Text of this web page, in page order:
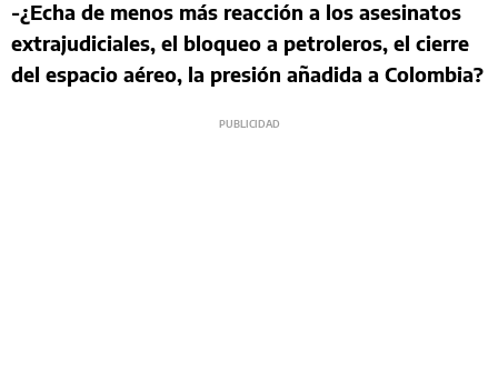
-¿Echa de menos más reacción a los asesinatos
extrajudiciales, el bloqueo a petroleros, el cierre
del espacio aéreo, la presión añadida a Colombia?